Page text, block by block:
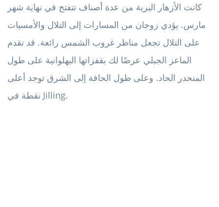
كانت الأزهار البرية من عدة أصناف تتفتح في نهاية شهر
مارس. يؤدي زوجان من المسارات إلى التلال والأمسيات
على التلال تجعل مناظر غروب الشمس رائعة. قد تقدم
الماعز الجبلي عرضًا لك بقفزاتها البهلوانية على طول
المنحدر الحاد. وعلى طول الحافة إلى الشرق توجد أعلى
نقطة في Jilling.